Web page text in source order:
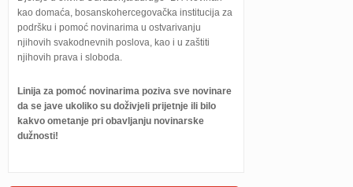
kao domaća, bosanskohercegovačka institucija za
podršku i pomoć novinarima u ostvarivanju
njihovih svakodnevnih poslova, kao i u zaštiti
njihovih prava i sloboda.
Linija za pomoć novinarima poziva sve novinare
da se jave ukoliko su doživjeli prijetnje ili bilo
kakvo ometanje pri obavljanju novinarske
dužnosti!